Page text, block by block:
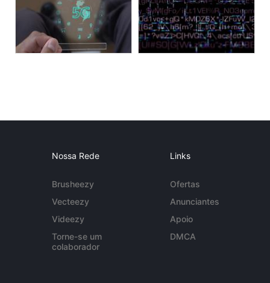
Nossa Rede
Brusheezy
Vecteezy
Videezy
Torne-se um
colaborador
Links
Ofertas
Anunciantes
Apoio
DMCA